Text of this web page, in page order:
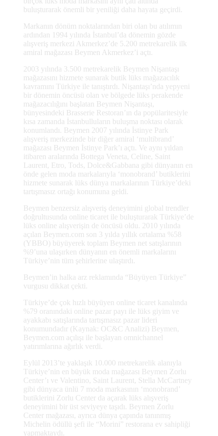
buluşturarak önemli bir yeniliği daha hayata geçirdi.
Markanın dönüm noktalarından biri olan bu atılımın
ardından 1994 yılında İstanbul’da dönemin gözde
alışveriş merkezi Akmerkez’de 5.200 metrekarelik ilk
amiral mağazası Beymen Akmerkez’i açtı.
2003 yılında 3.500 metrekarelik Beymen Nişantaşı
mağazasını hizmete sunarak butik lüks mağazacılık
kavramını Türkiye ile tanıştırdı. Nişantaşı’nda yepyeni
bir dönemin öncüsü olan ve bölgede lüks perakende
mağazacılığını başlatan Beymen Nişantaşı,
bünyesindeki Brasserie Restoran’ın da popülaritesiyle
kısa zamanda İstanbulluların buluşma noktası olarak
konumlandı. Beymen 2007 yılında İstinye Park
alışveriş merkezinde bir diğer amiral ‘multibrand’
mağazası Beymen İstinye Park’ı açtı. Ve aynı yıldan
itibaren aralarında Bottega Veneta, Celine, Saint
Laurent, Etro, Tods, Dolce&Gabbana gibi dünyanın en
önde gelen moda markalarıyla ‘monobrand’ butiklerini
hizmete sunarak lüks dünya markalarının Türkiye’deki
tartışmasız ortağı konumuna geldi.
Beymen benzersiz alışveriş deneyimini global trendler
doğrultusunda online ticaret ile buluşturarak Türkiye’de
lüks online alışverişin de öncüsü oldu. 2010 yılında
açılan Beymen.com son 3 yılda yıllık ortalama %58
(YBBO) büyüyerek toplam Beymen net satışlarının
%9’una ulaşırken dünyanın en önemli markalarını
Türkiye’nin tüm şehirlerine ulaştırdı.
Beymen’in halka arz reklamında “Büyüyen Türkiye”
vurgusu dikkat çekti.
Türkiye’de çok hızlı büyüyen online ticaret kanalında
%79 oranındaki online pazar payı ile lüks giyim ve
ayakkabı satışlarında tartışmasız pazar lideri
konumundadır (Kaynak: OC&C Analizi) Beymen,
Beymen.com açılışı ile başlayan omnichannel
yatırımlarına ağırlık verdi.
Eylül 2013’te yaklaşık 10.000 metrekarelik alanıyla
Türkiye’nin en büyük moda mağazası Beymen Zorlu
Center’ı ve Valentino, Saint Laurent, Stella McCartney
gibi dünyaca ünlü 7 moda markasının ‘monobrand’
butiklerini Zorlu Center da açarak lüks alışveriş
deneyimini bir üst seviyeye taşıdı. Beymen Zorlu
Center mağazası, ayrıca dünya çapında tanınmış
Michelin ödüllü şefi ile “Morini” restorana ev sahipliği
yapmaktaydı.